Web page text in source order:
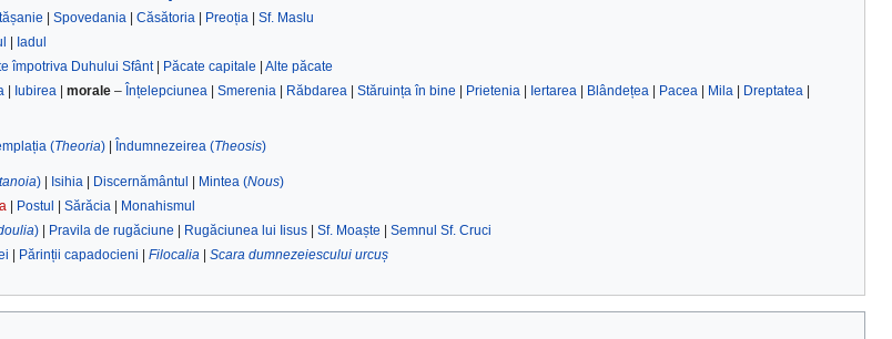
Spovedania Căsătoria Preoția
Sf. Maslu
Iadul
împotriva Duhului Sfânt| Păcate capitale Alte păcate
Iubirea morale – Înțelepciunea Smerenia Răbdarea Stăruința în bine Prietenia Iertarea Blândețea Pacea Mila Dreptatea
(Theoria) Îndumnezeirea (Theosis)
) Isihia Discernământul Mintea (Nous)
Postul Sărăcia
Monahismul
) Pravila de rugăciune Rugăciunea lui Iisus Sf. Moaște
Semnul Sf. Cruci
Părinții capadocieni Filocalia Scara dumnezeiescului urcuș